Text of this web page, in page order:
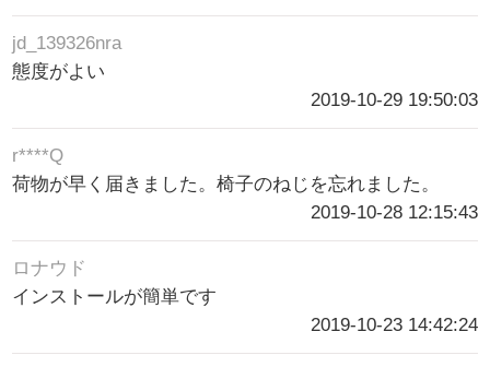
jd_139326nra
態度がよい
2019-10-29 19:50:03
r****Q
荷物が早く届きました。椅子のねじを忘れました。
2019-10-28 12:15:43
ロナウド
インストールが簡単です
2019-10-23 14:42:24